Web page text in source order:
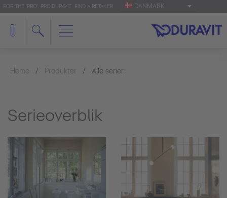
FOR THE 'PRO': PRO.DURAVIT FIND A RETAILER DANMARK
Home Produkter Alle serier
Serieoverblik